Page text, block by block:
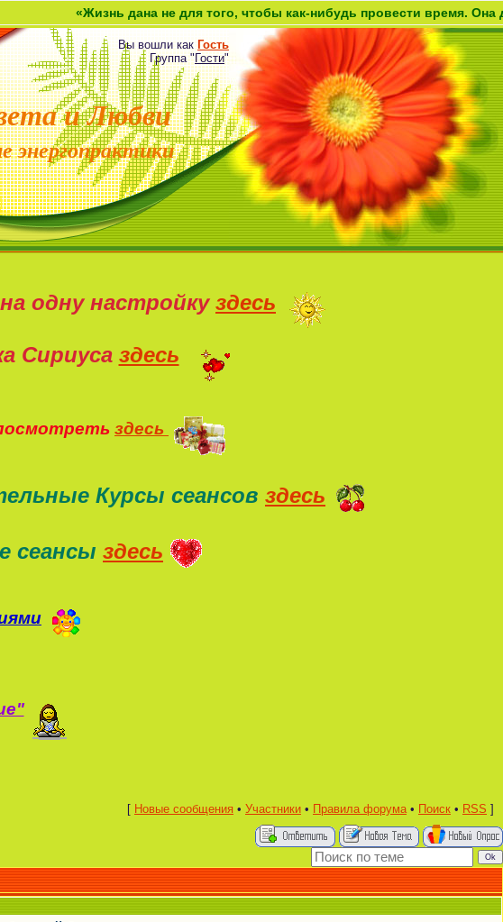
«Жизнь дана не для того, чтобы как-нибудь провести время. Она дана
Вы вошли как Гость
Группа"Гости"
и Любви
одну настройку здесь
Сириуса здесь
здесь
Курсы сеансов здесь
сеансы здесь
[ Новые сообщения • Участники • Правила форума• Поиск • RSS ]